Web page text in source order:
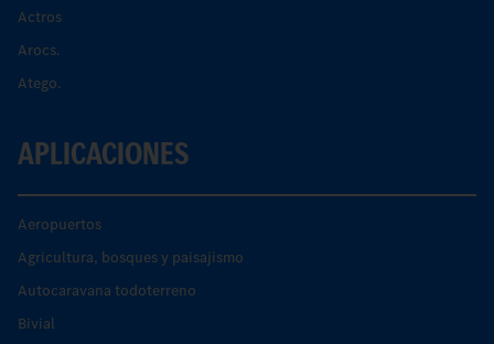
Actros
Arocs.
Atego.
APLICACIONES
Aeropuertos
Agricultura, bosques y paisajismo
Autocaravana todoterreno
Bivial